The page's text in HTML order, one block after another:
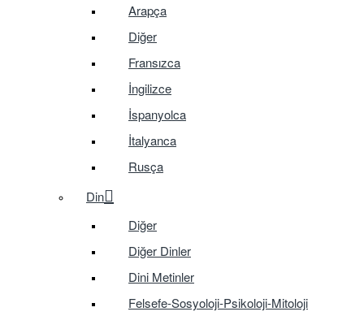
Arapça
Diğer
Fransızca
İngilizce
İspanyolca
İtalyanca
Rusça
Din
Diğer
Diğer Dinler
Dini Metinler
Felsefe-Sosyoloji-Psikoloji-Mitoloji